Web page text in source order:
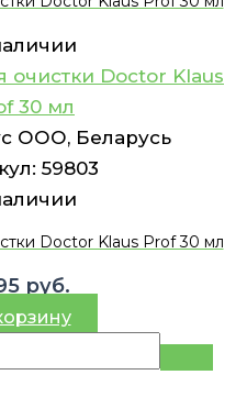
Doctor Klaus
30 мл
ООО, Беларусь
59803
Doctor Klaus Prof 30 мл
руб.